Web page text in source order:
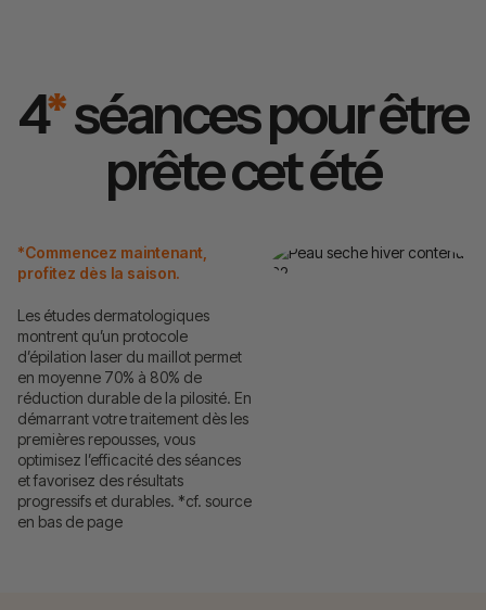
4*séances pour être
prête cet été
*Commencez maintenant,
profitez dès la saison.
Les études dermatologiques
montrent qu’un protocole
d’épilation laser du maillot permet
en moyenne 70% à 80% de
réduction durable de la pilosité. En
démarrant votre traitement dès les
premières repousses, vous
optimisez l’efficacité des séances
et favorisez des résultats
progressifs et durables. *cf. source
en bas de page